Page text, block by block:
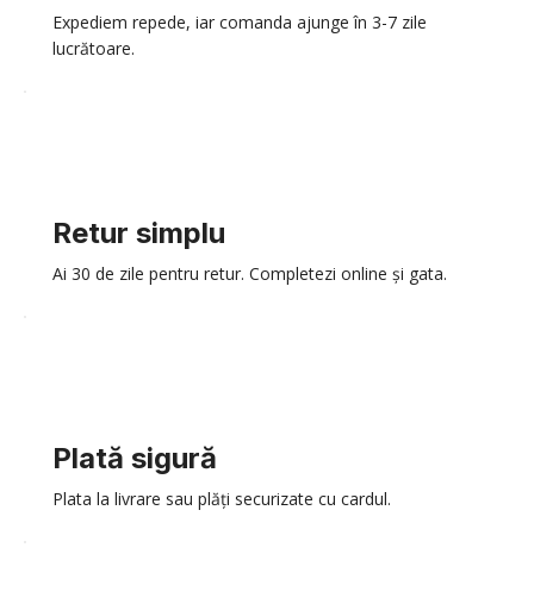
Expediem repede, iar comanda ajunge în 3-7 zile
lucrătoare.
Retur simplu
Ai 30 de zile pentru retur. Completezi online și gata.
Plată sigură
Plata la livrare sau plăți securizate cu cardul.